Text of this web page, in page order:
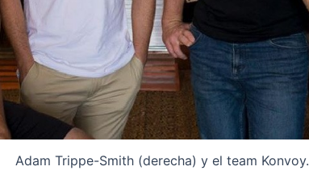
Adam Trippe-Smith (derecha) y el team Konvoy.